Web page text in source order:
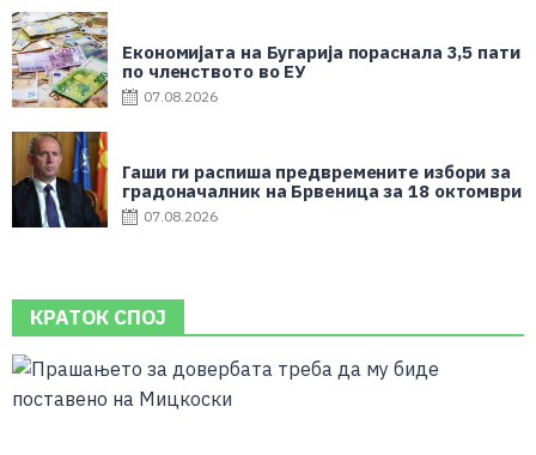
Економијата на Бугарија пораснала 3,5 пати
по членството во ЕУ
07.08.2026
Гаши ги распиша предвремените избори за
градоначалник на Брвеница за 18 октомври
07.08.2026
КРАТОК СПОЈ